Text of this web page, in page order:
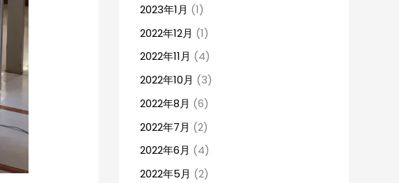
2023年1月 (1)
2022年12月 (1)
2022年11月 (4)
2022年10月 (3)
2022年8月 (6)
2022年7月 (2)
2022年6月 (4)
2022年5月 (2)